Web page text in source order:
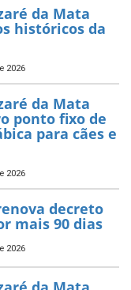
da Mata
históricos da
2026
da Mata
ponto fixo de
para cães e
2026
decreto
mais 90 dias
2026